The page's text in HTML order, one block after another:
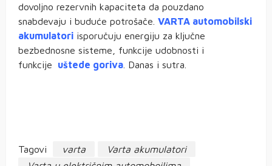
dovoljno rezervnih kapaciteta da pouzdano
snabdevaju i buduće potrošače. VARTA automobilski
akumulatori isporučuju energiju za ključne
bezbednosne sisteme, funkcije udobnosti i
funkcije
uštede goriva . Danas i sutra.
Tagovi varta
Varta akumulatori